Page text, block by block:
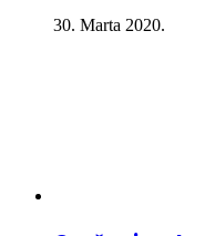
30. Marta 2020.